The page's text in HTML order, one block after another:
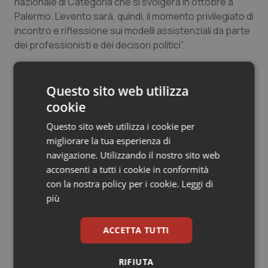
Salute orale & impianti
Sangue & coagulazione
Tumore al seno
Tumore ovarico
Tumori del Polmone & Testa Collo
Tumori gastrointestinali
Ulcera & Reflusso
Palermo. L’evento sarà, quindi, il momento privilegiato di
incontro e riflessione sui modelli assistenziali da parte
dei professionisti e dei decisori politici”.
professione ostetrica
07 Giugno 2019
© Riproduzione riservata
Potrebbe interessarti in
Lettere al direttore
Questo sito web utilizza
cookie
Questo sito web utilizza i cookie per
migliorare la tua esperienza di
navigazione. Utilizzando il nostro sito web
acconsenti a tutti i cookie in conformità
con la nostra policy per i cookie. Leggi di
più
ACCETTA TUTTI
RIFIUTA